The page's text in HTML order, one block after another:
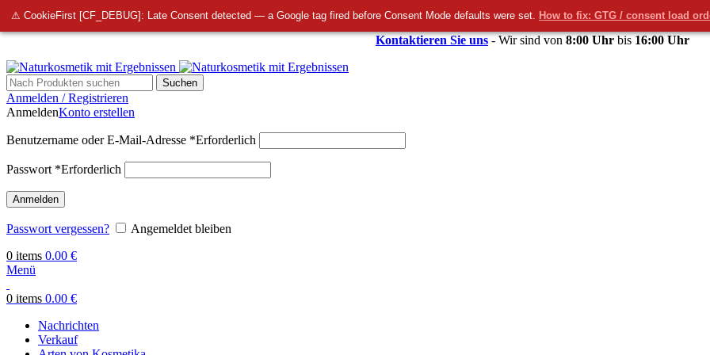
⚠ CookieFirst [CF_DEBUG]: Late Consent detected — a Google tag fired before Consent Mode defaults were set. How to fix: GTG / consent load
info@bellmedi.at
Kontaktieren Sie uns- Wir sind von8:00 Uhrbis16:00 Uhr
Suchen
Anmelden / Registrieren
AnmeldenKonto erstellen
Benutzername oder E-Mail-Adresse *Erforderlich
Passwort *Erforderlich
Anmelden
Passwort vergessen?
Angemeldet bleiben
0 items 0.00 €
Menü
0 items 0.00 €
Nachrichten
Verkauf